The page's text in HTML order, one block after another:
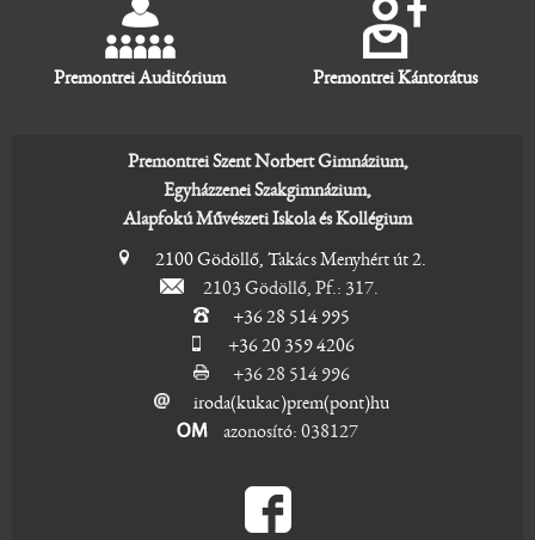
Premontrei Auditórium Premontrei Kántorátus
Premontrei Szent Norbert Gimnázium,
Egyházzenei Szakgimnázium,
Alapfokú Művészeti Iskola és Kollégium
2100 Gödöllő, Takács Menyhért út 2.
2103 Gödöllő, Pf.: 317.
+36 28 514 995
+36 20 359 4206
+36 28 514 996
iroda(kukac)prem(pont)hu
azonosító: 038127